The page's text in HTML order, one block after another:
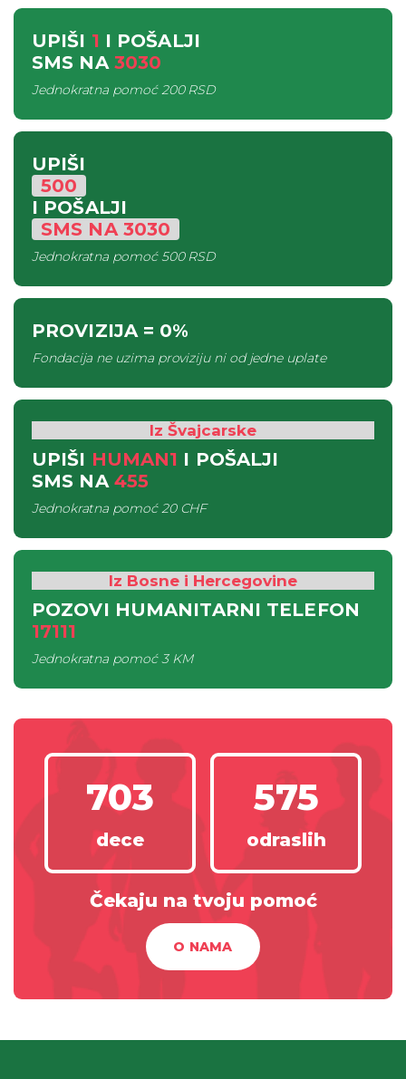
UPIŠI 1 I POŠALJI
SMS NA 3030
Jednokratna pomoć200 RSD
UPIŠI
500
I POŠALJI
SMS NA3030
Jednokratna pomoć500 RSD
PROVIZIJA= 0%
Fondacija ne uzima proviziju ni od jedne uplate
Iz Švajcarske
UPIŠI HUMAN1 I POŠALJI
SMS NA 455
Jednokratna pomoć20 CHF
Iz Bosne i Hercegovine
POZOVI HUMANITARNI TELEFON
17111
Jednokratna pomoć3 KM
703
dece
575
odraslih
Čekaju na tvoju pomoć
O NAMA